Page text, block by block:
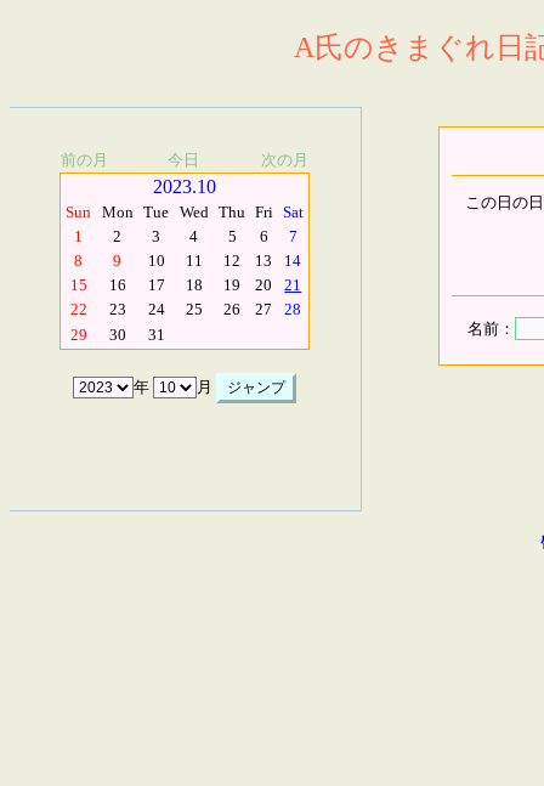
A氏のきまぐれ日
前の月 今日 次の月
2023.10
Sun Mon Tue Wed Thu Fri Sat
1
2 3 4 5 6
7
8
9 10 11 12 13
14
15
16 17 18 19 20
21
22
23 24 25 26 27
28
29
30 31
年 月
この日の
名前：